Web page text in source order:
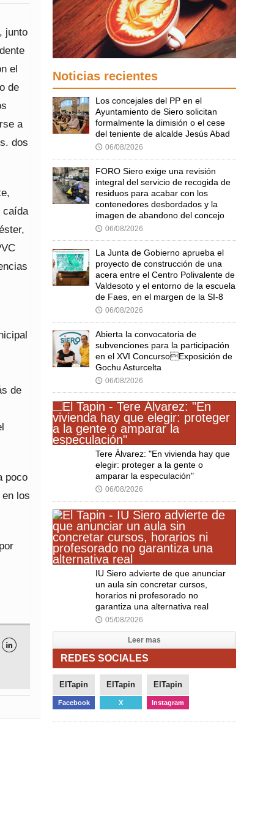
junto
el
de
a
dos
caída
de
poco
los

Noticias recientes
Los concejales del PP en el
Ayuntamiento de Siero solicitan
formalmente la dimisión o el cese
del teniente de alcalde Jesús Abad
🕔 06/08/2026
FORO Siero exige una revisión
integral del servicio de recogida de
residuos para acabar con los
contenedores desbordados y la
imagen de abandono del concejo
🕔 06/08/2026
La Junta de Gobierno aprueba el
proyecto de construcción de una
acera entre el Centro Polivalente de
Valdesoto y el entorno de la escuela
de Faes, en el margen de la SI-8
🕔 06/08/2026
Abierta la convocatoria de
subvenciones para la participación
en el XVI ConcursoExposición de
Gochu Asturcelta
🕔 06/08/2026
Tere Álvarez: "En vivienda hay que
elegir: proteger a la gente o
amparar la especulación"
🕔 06/08/2026
IU Siero advierte de que anunciar
un aula sin concretar cursos,
horarios ni profesorado no
garantiza una alternativa real
🕔 05/08/2026
Leer mas
REDES SOCIALES
ElTapin
Facebook
ElTapin
X
ElTapin
Instagram